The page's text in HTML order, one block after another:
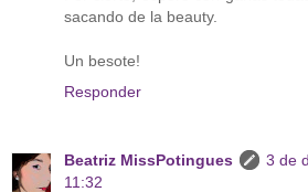
sacando de la beauty.
Un besote!
Responder
Beatriz MissPotingues
3 de
11:32